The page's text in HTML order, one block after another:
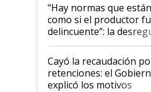
"Hay normas que
como si el productor
delincuente”: la
al Congreso Aapresid
habló del
Cayó la recaudación
retenciones: el
explicó los motivos